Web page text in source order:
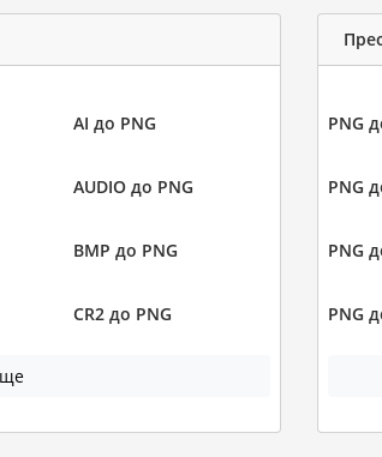
AI до PNG
AUDIO до PNG
BMP до PNG
CR2 до PNG
PNG
PNG
PNG
PNG